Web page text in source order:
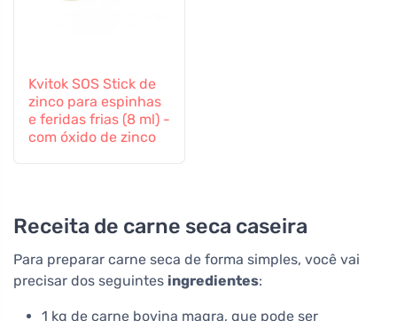
Kvitok SOS Stick de
zinco para espinhas
e feridas frias (8 ml) -
com óxido de zinco
Receita de carne seca caseira
Para preparar carne seca de forma simples, você vai
precisar dos seguintes ingredientes:
1 kg de carne bovina magra, que pode ser